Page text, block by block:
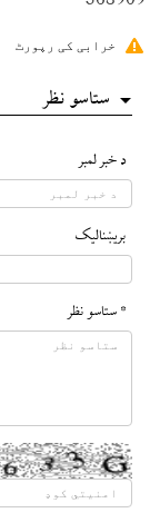
خرابی کی رپورٹ
ستاسو نظر
د خبر لمبر
بريښناليک
* ستاسو نظر